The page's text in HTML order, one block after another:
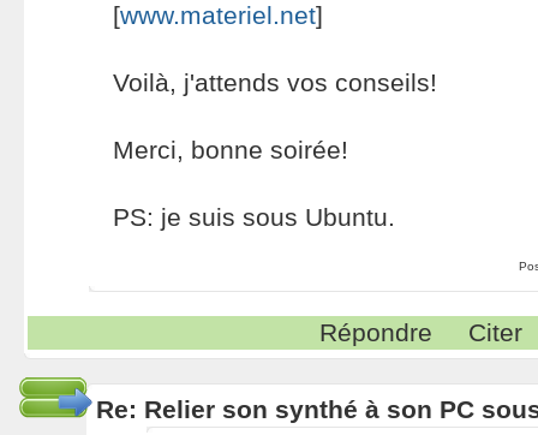
[www.materiel.net]
Voilà, j'attends vos conseils!
Merci, bonne soirée!
PS: je suis sous Ubuntu.
Répondre Citer
Re: Relier son synthé à son PC